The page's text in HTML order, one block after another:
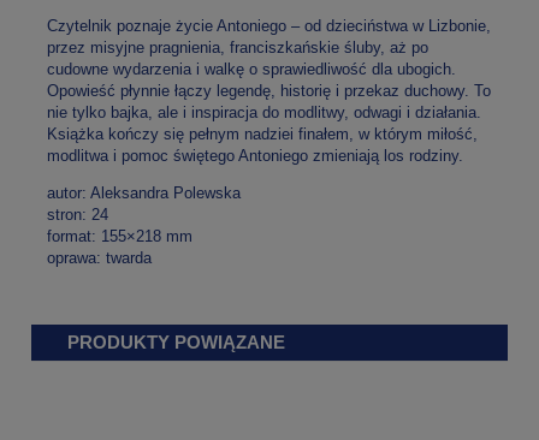
Czytelnik poznaje życie Antoniego – od dzieciństwa w Lizbonie,
przez misyjne pragnienia, franciszkańskie śluby, aż po
cudowne wydarzenia i walkę o sprawiedliwość dla ubogich.
Opowieść płynnie łączy legendę, historię i przekaz duchowy. To
nie tylko bajka, ale i inspiracja do modlitwy, odwagi i działania.
Książka kończy się pełnym nadziei finałem, w którym miłość,
modlitwa i pomoc świętego Antoniego zmieniają los rodziny.
autor: Aleksandra Polewska
stron: 24
format: 155×218 mm
oprawa: twarda
PRODUKTY POWIĄZANE